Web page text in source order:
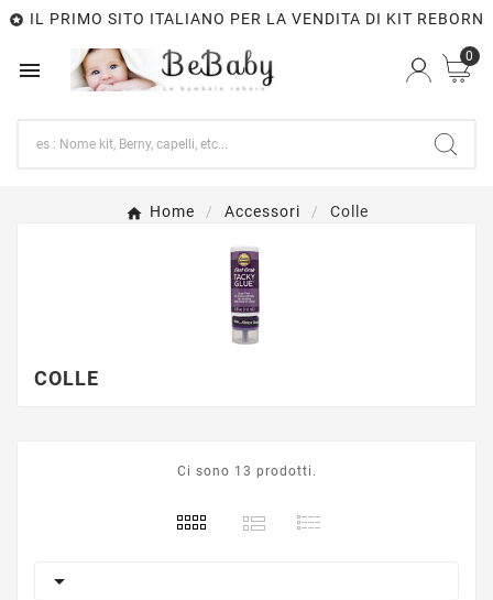
 IL PRIMO SITO ITALIANO PER LA VENDITA DI KIT REBORN

0
Home Accessori Colle
COLLE
Ci sono 13 prodotti.
